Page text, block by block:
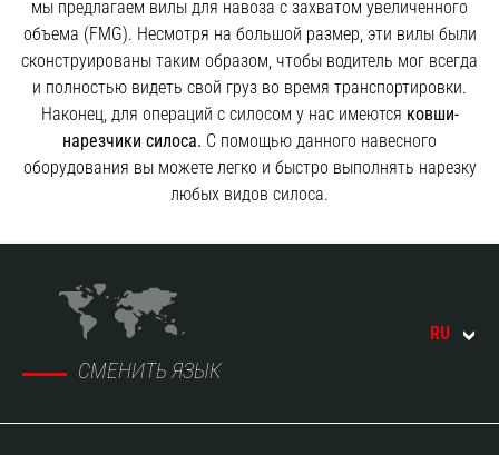
мы предлагаем вилы для навоза с захватом увеличенного
объема (FMG). Несмотря на большой размер, эти вилы были
сконструированы таким образом, чтобы водитель мог всегда
и полностью видеть свой груз во время транспортировки.
Наконец, для операций с силосом у нас имеются ковши-
нарезчики силоса. С помощью данного навесного
оборудования вы можете легко и быстро выполнять нарезку
любых видов силоса.
СМЕНИТЬ ЯЗЫК
RU